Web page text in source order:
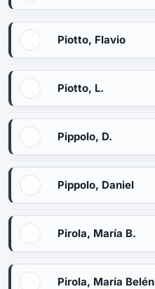
Piotto, Flavio
Piotto, L.
Pippolo, D.
Pippolo, Daniel
Pirola, María B.
Pirola, María Belén